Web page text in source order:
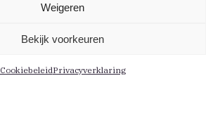
Weigeren
Bekijk voorkeuren
CookiebeleidPrivacyverklaring